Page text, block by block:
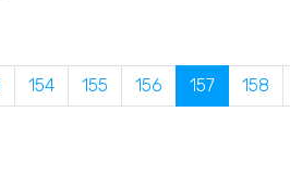
154 155 156 157 158